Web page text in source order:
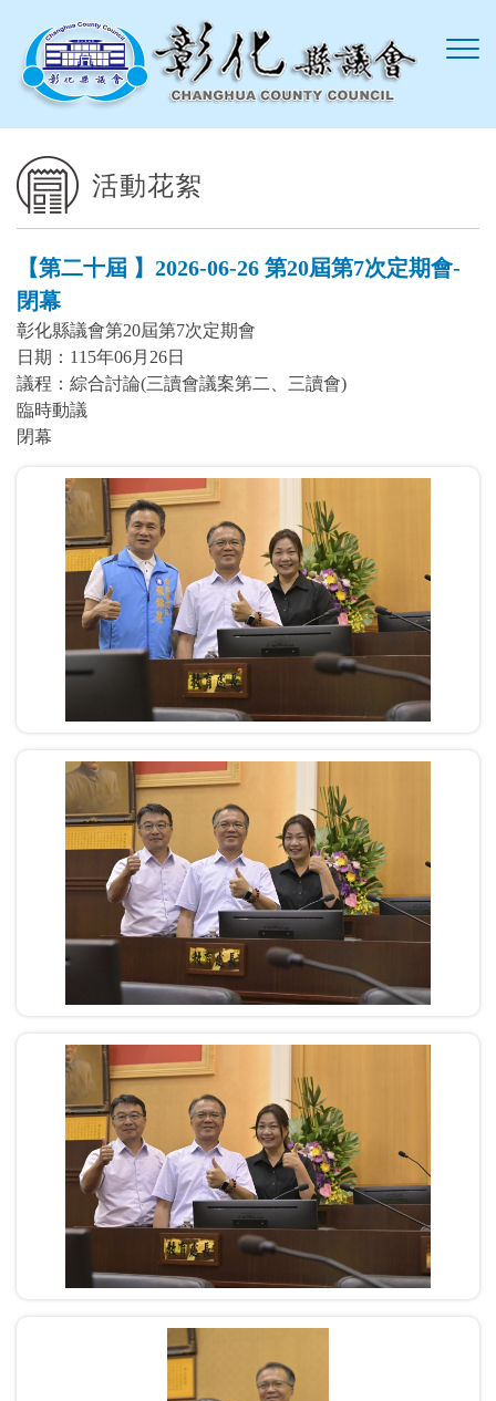
活動花絮
【第二十屆 】2026-06-26 第20屆第7次定期會-
閉幕
彰化縣議會第20屆第7次定期會
日期：115年06月26日
議程：綜合討論(三讀會議案第二、三讀會)
臨時動議
閉幕